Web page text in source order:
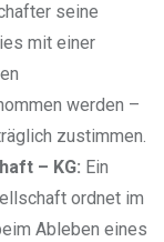
seine
mit einer
werden –
zustimmen.
– KG: Ein
ordnet im
Ableben eines